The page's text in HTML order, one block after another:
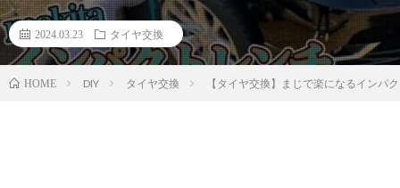
2024.03.23 タイヤ交換
HOME DIY タイヤ交換 【タイヤ交換】まじで楽になるインパ